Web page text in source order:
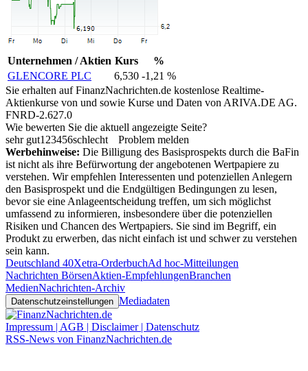
Unternehmen / Aktien Kurs
%
GLENCORE PLC
6,530 -1,21 %
Sie erhalten auf FinanzNachrichten.de kostenlose Realtime-
Aktienkurse von und sowie Kurse und Daten von ARIVA.DE AG.
FNRD-2.627.0
Wie bewerten Sie die aktuell angezeigte Seite?
sehr gut1 23456schlecht
Problem melden
Werbehinweise: Die Billigung des Basisprospekts durch die BaFin
ist nicht als ihre Befürwortung der angebotenen Wertpapiere zu
verstehen. Wir empfehlen Interessenten und potenziellen Anlegern
den Basisprospekt und die Endgültigen Bedingungen zu lesen,
bevor sie eine Anlageentscheidung treffen, um sich möglichst
umfassend zu informieren, insbesondere über die potenziellen
Risiken und Chancen des Wertpapiers. Sie sind im Begriff, ein
Produkt zu erwerben, das nicht einfach ist und schwer zu verstehen
sein kann.
Deutschland 40Xetra-OrderbuchAd hoc-Mitteilungen
Nachrichten BörsenAktien-EmpfehlungenBranchen
MedienNachrichten-Archiv
Datenschutzeinstellungen Mediadaten
Impressum | AGB | Disclaimer | Datenschutz
RSS-News von FinanzNachrichten.de